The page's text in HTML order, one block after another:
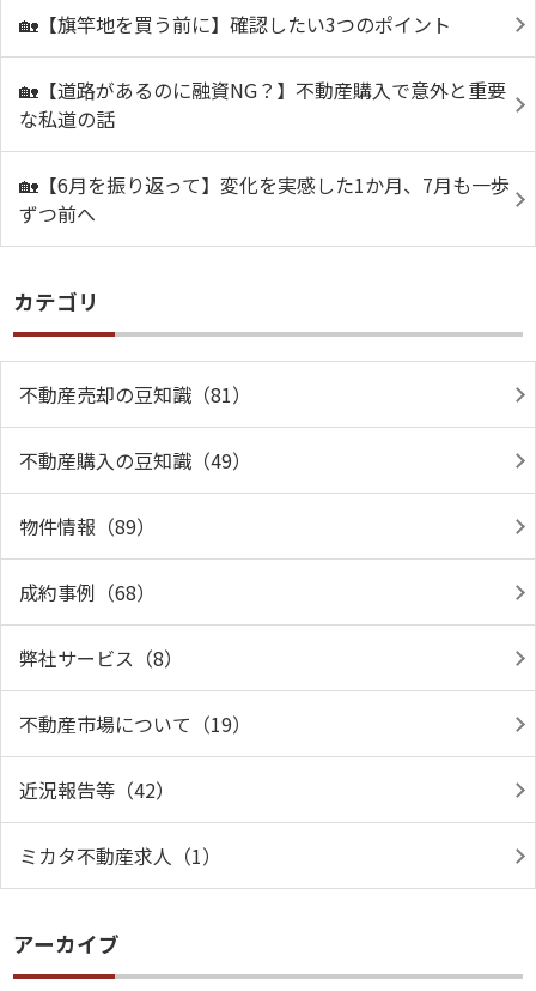
🏡【旗竿地を買う前に】確認したい3つのポイント
🏡【道路があるのに融資NG？】不動産購入で意外と重要
な私道の話
🏡【6月を振り返って】変化を実感した1か月、7月も一歩
ずつ前へ
カテゴリ
不動産売却の豆知識（81）
不動産購入の豆知識（49）
物件情報（89）
成約事例（68）
弊社サービス（8）
不動産市場について（19）
近況報告等（42）
ミカタ不動産求人（1）
アーカイブ